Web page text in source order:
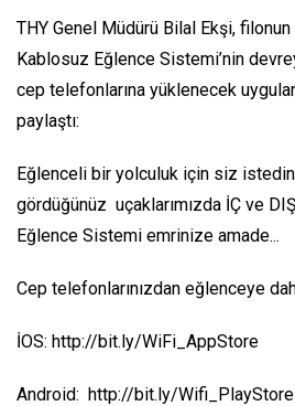
THY Genel Müdürü Bilal Ekşi,
Kablosuz Eğlence Sistemi’nin
cep telefonlarına yüklenecek
paylaştı:
Eğlenceli bir yolculuk için siz
gördüğünüz uçaklarımızda İÇ ve
Eğlence Sistemi emrinize amade...
Cep telefonlarınızdan eğlenceye
İOS: http://bit.ly/WiFi_AppStore
Android: http://bit.ly/Wifi_PlayStore